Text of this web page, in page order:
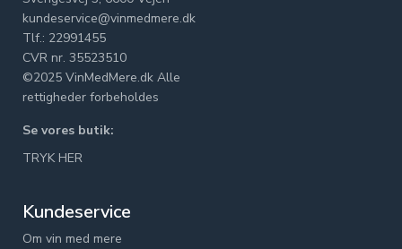
kundeservice@vinmedmere.dk
Tlf.: 22991455
CVR nr. 35523510
©2025 VinMedMere.dk Alle
rettigheder forbeholdes
Se vores butik:
TRYK HER
Kundeservice
Om vin med mere